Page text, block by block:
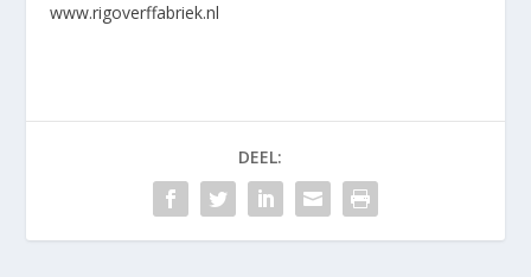
www.rigoverffabriek.nl
DEEL: